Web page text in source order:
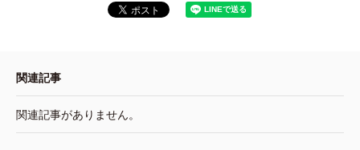
関連記事
関連記事がありません。